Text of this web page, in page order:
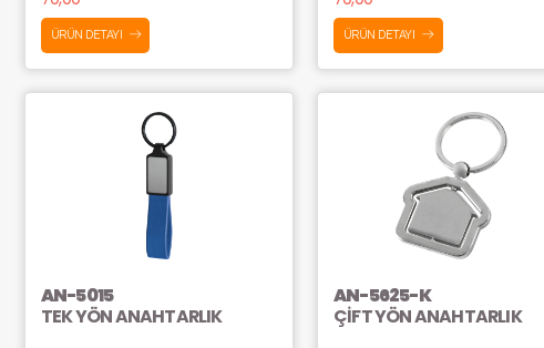
ÜRÜN DETAYI ÜRÜN DETAYI
AN-5015
TEK YÖN ANAHTARLIK
AN-5625-K
ÇİFT YÖN ANAHTARLIK